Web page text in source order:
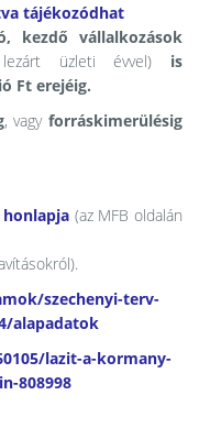
tájékozódhat
kezdő vállalkozások
üzleti évvel) is
Ft erejéig.
, vagyforráskimerülésig
honlapja (az MFB oldalán
szechenyi-terv-
alapadatok
lazit-a-kormany-
808998